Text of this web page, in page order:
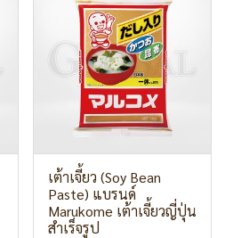
เต้าเจี้ยว (Soy Bean
Paste) แบรนด์
Marukome เต้าเจี้ยวญี่ปุ่น
สำเร็จรูป